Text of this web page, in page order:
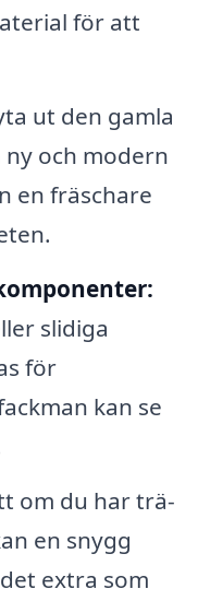
för att
ut den gamla
och modern
en fräschare
slidiga
för
kan se
om du har trä-
en snygg
extra som